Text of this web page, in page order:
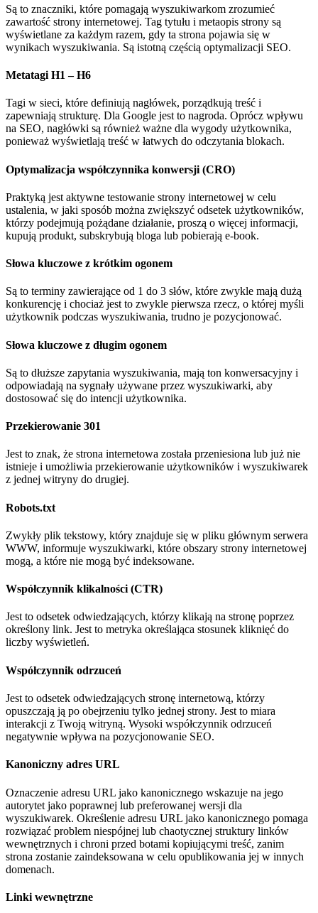
Są to znaczniki, które pomagają wyszukiwarkom zrozumieć
zawartość strony internetowej. Tag tytułu i metaopis strony są
wyświetlane za każdym razem, gdy ta strona pojawia się w
wynikach wyszukiwania. Są istotną częścią optymalizacji SEO.
Metatagi H1 – H6
Tagi w sieci, które definiują nagłówek, porządkują treść i
zapewniają strukturę. Dla Google jest to nagroda. Oprócz wpływu
na SEO, nagłówki są również ważne dla wygody użytkownika,
ponieważ wyświetlają treść w łatwych do odczytania blokach.
Optymalizacja współczynnika konwersji (CRO)
Praktyką jest aktywne testowanie strony internetowej w celu
ustalenia, w jaki sposób można zwiększyć odsetek użytkowników,
którzy podejmują pożądane działanie, proszą o więcej informacji,
kupują produkt, subskrybują bloga lub pobierają e-book.
Słowa kluczowe z krótkim ogonem
Są to terminy zawierające od 1 do 3 słów, które zwykle mają dużą
konkurencję i chociaż jest to zwykle pierwsza rzecz, o której myśli
użytkownik podczas wyszukiwania, trudno je pozycjonować.
Słowa kluczowe z długim ogonem
Są to dłuższe zapytania wyszukiwania, mają ton konwersacyjny i
odpowiadają na sygnały używane przez wyszukiwarki, aby
dostosować się do intencji użytkownika.
Przekierowanie 301
Jest to znak, że strona internetowa została przeniesiona lub już nie
istnieje i umożliwia przekierowanie użytkowników i wyszukiwarek
z jednej witryny do drugiej.
Robots.txt
Zwykły plik tekstowy, który znajduje się w pliku głównym serwera
WWW, informuje wyszukiwarki, które obszary strony internetowej
mogą, a które nie mogą być indeksowane.
Współczynnik klikalności (CTR)
Jest to odsetek odwiedzających, którzy klikają na stronę poprzez
określony link. Jest to metryka określająca stosunek kliknięć do
liczby wyświetleń.
Współczynnik odrzuceń
Jest to odsetek odwiedzających stronę internetową, którzy
opuszczają ją po obejrzeniu tylko jednej strony. Jest to miara
interakcji z Twoją witryną. Wysoki współczynnik odrzuceń
negatywnie wpływa na pozycjonowanie SEO.
Kanoniczny adres URL
Oznaczenie adresu URL jako kanonicznego wskazuje na jego
autorytet jako poprawnej lub preferowanej wersji dla
wyszukiwarek. Określenie adresu URL jako kanonicznego pomaga
rozwiązać problem niespójnej lub chaotycznej struktury linków
wewnętrznych i chroni przed botami kopiującymi treść, zanim
strona zostanie zaindeksowana w celu opublikowania jej w innych
domenach.
Linki wewnętrzne